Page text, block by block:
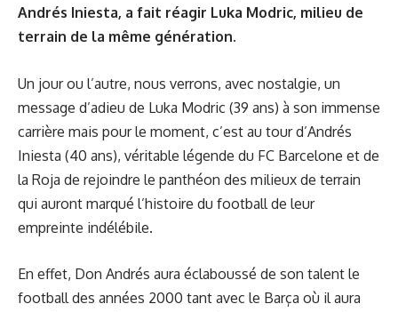
Andrés Iniesta, a fait réagir Luka Modric, milieu de
terrain de la même génération.
Un jour ou l’autre, nous verrons, avec nostalgie, un
message d’adieu de Luka Modric (39 ans) à son immense
carrière mais pour le moment, c’est au tour d’Andrés
Iniesta (40 ans), véritable légende du FC Barcelone et de
la Roja de rejoindre le panthéon des milieux de terrain
qui auront marqué l’histoire du football de leur
empreinte indélébile.
En effet, Don Andrés aura éclaboussé de son talent le
football des années 2000 tant avec le Barça où il aura